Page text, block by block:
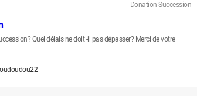
Donation-Succession
Quel délais ne doit -il pas dépasser? Merci de votre